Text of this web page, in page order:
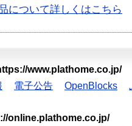
について詳しくはこちら
www.plathome.co.jp/
電子公告 OpenBlocks
online.plathome.co.jp/